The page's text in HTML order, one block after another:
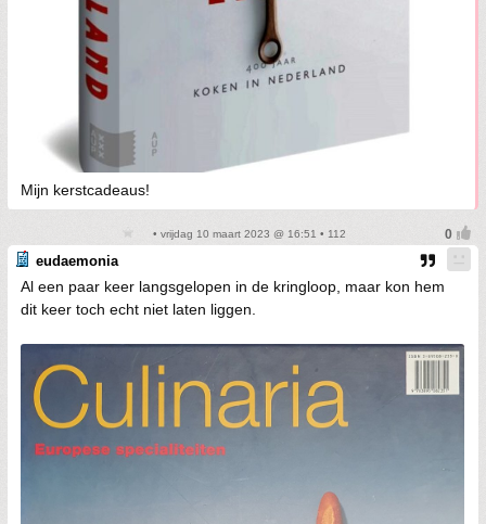
Mijn kerstcadeaus!
• vrijdag 10 maart 2023 @ 16:51 • 112
eudaemonia
Al een paar keer langsgelopen in de kringloop, maar kon hem
dit keer toch echt niet laten liggen.